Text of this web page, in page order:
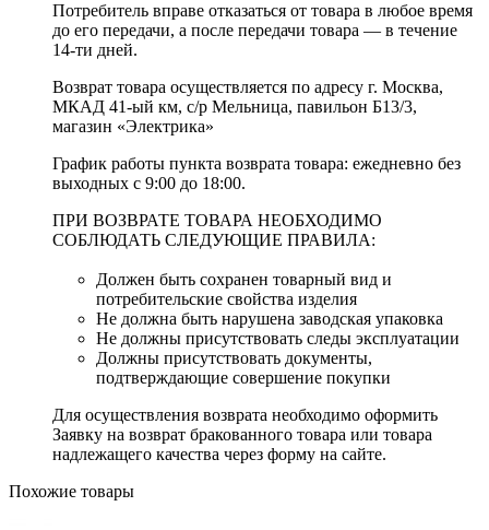
Потребитель вправе отказаться от товара в любое время
до его передачи, а после передачи товара — в течение
14-ти дней.
Возврат товара осуществляется по адресу г. Москва,
МКАД 41-ый км, с/р Мельница, павильон Б13/3,
магазин «Электрика»
График работы пункта возврата товара: ежедневно без
выходных с 9:00 до 18:00.
ПРИ ВОЗВРАТЕ ТОВАРА НЕОБХОДИМО
СОБЛЮДАТЬ СЛЕДУЮЩИЕ ПРАВИЛА:
Должен быть сохранен товарный вид и
потребительские свойства изделия
Не должна быть нарушена заводская упаковка
Не должны присутствовать следы эксплуатации
Должны присутствовать документы,
подтверждающие совершение покупки
Для осуществления возврата необходимо оформить
Заявку на возврат бракованного товара или товара
надлежащего качества через форму на сайте.
Похожие товары